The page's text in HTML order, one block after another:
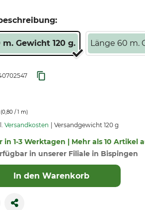
m. Gewicht 120 g. Länge 60 m.
(0,80 / 1 m)
Versandkosten Versandgewicht 120 g
in 1-3 Werktagen | Mehr als 10 Artikel
in unserer Filiale in Bispingen
In den Warenkorb